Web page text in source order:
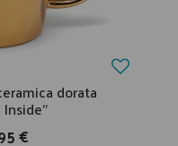
dorata
Inside"
€